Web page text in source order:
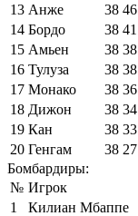
13 Анже 38 46
14 Бордо 38 41
15 Амьен 38 38
16 Тулуза 38 38
17 Монако 38 36
18 Дижон 38 34
19 Кан 38 33
20 Генгам 38 27
Бомбардиры:
№ Игрок
1
Килиан Мбаппе